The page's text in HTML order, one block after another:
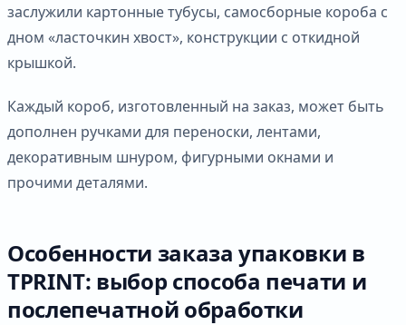
заслужили картонные тубусы, самосборные короба с
дном «ласточкин хвост», конструкции с откидной
крышкой.
Каждый короб, изготовленный на заказ, может быть
дополнен ручками для переноски, лентами,
декоративным шнуром, фигурными окнами и
прочими деталями.
Особенности заказа упаковки в
TPRINT: выбор способа печати и
послепечатной обработки